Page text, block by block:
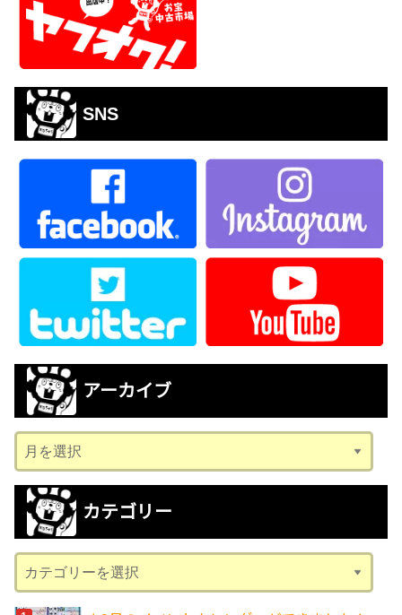
SNS
アーカイブ
ー
カ
ブ
カテゴリー
テ